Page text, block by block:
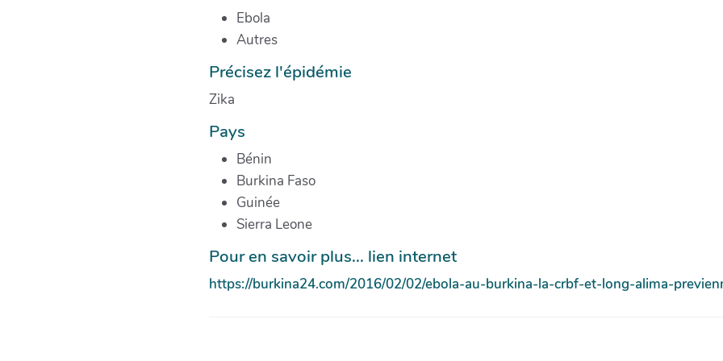
Ebola
Autres
Précisez l'épidémie
Zika
Pays
Bénin
Burkina Faso
Guinée
Sierra Leone
Pour en savoir plus... lien internet
https://burkina24.com/2016/02/02/ebola-au-burkina-la-crbf-et-long-alima-